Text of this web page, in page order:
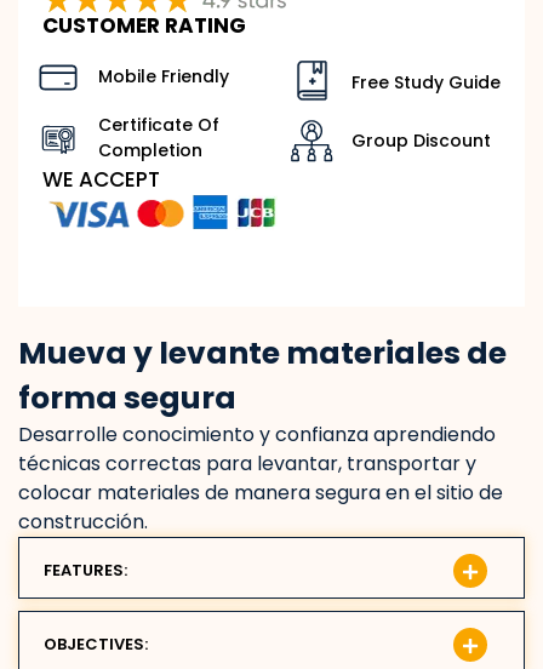
Mueva y levante materiales de
forma segura
Desarrolle conocimiento y confianza aprendiendo
técnicas correctas para levantar, transportar y
colocar materiales de manera segura en el sitio de
construcción.
FEATURES:
OBJECTIVES:
CUSTOMER RATING
Mobile Friendly
Certificate Of
Completion
Free Study Guide
Group Discount
WE ACCEPT